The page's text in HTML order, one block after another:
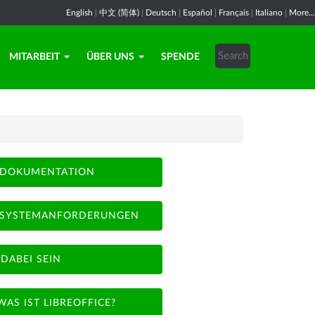
English 中文 (简体) Deutsch Español Français Italiano More...
MITARBEIT ÜBER UNS SPENDE
DOKUMENTATION
SYSTEMANFORDERUNGEN
DABEI SEIN
IST LIBREOFFICE?